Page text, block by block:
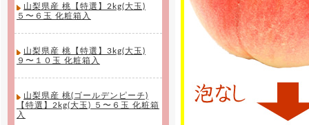
山梨県産 桃【特選】2kg(大玉)
５〜６玉 化粧箱入
山梨県産 桃【特選】3kg(大玉)
９〜１０玉 化粧箱入
山梨県産 桃(ゴールデンピーチ)
【特選】2kg(大玉) ５〜６玉 化粧箱
入